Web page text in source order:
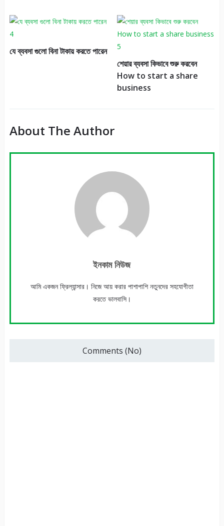
যে ব্যবসা গুলো বিনা টাকায় করতে পারেন
শেয়ার ব্যবসা কিভাবে শুরু করবেন
How to start a share
business
About The Author
ইনকাম নিউজ
আমি একজন ফ্রিল্যান্সার। নিজে আয় করার পাশাপাশি নতুনদের সহযোগীতা
করতে ভালবাসি।
Comments (No)